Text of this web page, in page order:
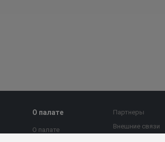
О палате
О палате
Партнеры
Внешние связи